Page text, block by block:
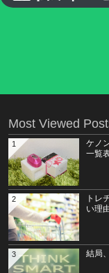
Most Viewed
ケノ
一覧表
1
トレ
い理由
2
結局
3